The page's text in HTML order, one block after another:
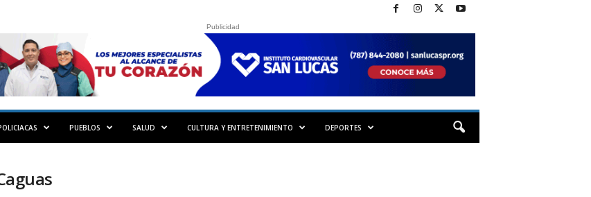
Publicidad
PUEBLOS SALUD CULTURA Y ENTRETENIMIENTO DEPORTES